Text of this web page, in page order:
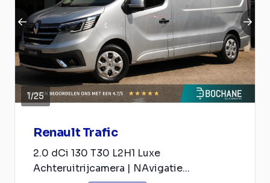
1/25
Renault Trafic
2.0 dCi 130 T30 L2H1 Luxe
Achteruitrijcamera | NAvigatie...